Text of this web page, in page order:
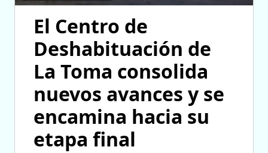
El Centro de
Deshabituación de
La Toma consolida
nuevos avances y se
encamina hacia su
etapa final